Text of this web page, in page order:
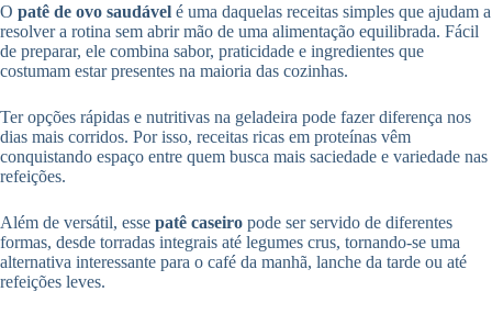
O patê de ovo saudável é uma daquelas receitas simples que ajudam a
resolver a rotina sem abrir mão de uma alimentação equilibrada. Fácil
de preparar, ele combina sabor, praticidade e ingredientes que
costumam estar presentes na maioria das cozinhas.
Ter opções rápidas e nutritivas na geladeira pode fazer diferença nos
dias mais corridos. Por isso, receitas ricas em proteínas vêm
conquistando espaço entre quem busca mais saciedade e variedade nas
refeições.
Além de versátil, esse patê caseiro pode ser servido de diferentes
formas, desde torradas integrais até legumes crus, tornando-se uma
alternativa interessante para o café da manhã, lanche da tarde ou até
refeições leves.